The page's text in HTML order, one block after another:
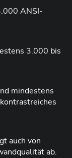
ANSI-
3.000 bis
mindestens
auch von
ab.